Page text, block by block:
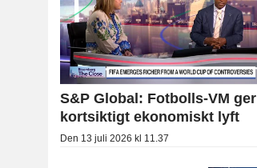
S&P Global: Fotbolls-VM ger
kortsiktigt ekonomiskt lyft
Den 13 juli 2026 kl 11.37